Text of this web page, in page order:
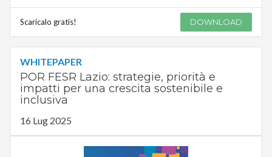
Scaricalo gratis! DOWNLOAD
WHITEPAPER
POR FESR Lazio: strategie, priorità e
impatti per una crescita sostenibile e
inclusiva
16 Lug 2025